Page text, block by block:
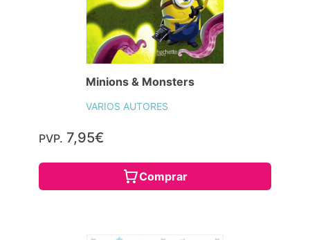
Minions & Monsters
VARIOS AUTORES
PVP. 7,95€
Comprar